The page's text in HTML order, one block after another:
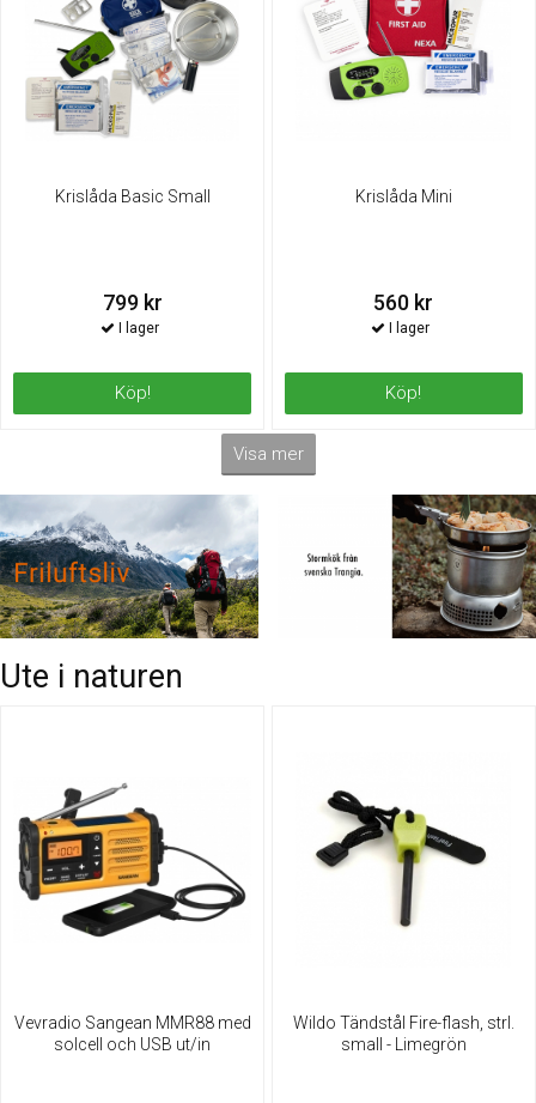
Krislåda Basic Small
799 kr
Köp!
Krislåda Mini
560 kr
Köp!
Visa mer
Ute i naturen
Vevradio Sangean MMR88 med
solcell och USB ut/in
Wildo Tändstål Fire-flash, strl.
small - Limegrön